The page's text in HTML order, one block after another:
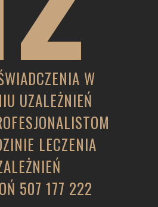
W
UZALEŻNIEŃ
LECZENIA
507 177 222